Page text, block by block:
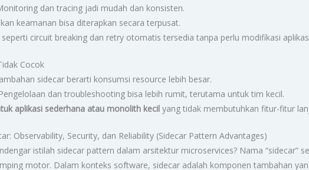
dan tracing jadi mudah dan konsisten.
keamanan bisa diterapkan secara terpusat.
seperti circuit breaking dan retry otomatis tersedia tanpa perlu modifikasi
Cocok
sidecar berarti konsumsi resource lebih besar.
Pengelolaan dan troubleshooting bisa lebih rumit, terutama untuk tim kecil.
aplikasi sederhana atau monolith kecil yang tidak membutuhkan fitur-fitur
Observability, Security, dan Reliability (Sidecar Pattern Advantages)
istilah sidecar pattern dalam arsitektur microservices? Nama “sidecar”
motor. Dalam konteks software, sidecar adalah komponen tambahan